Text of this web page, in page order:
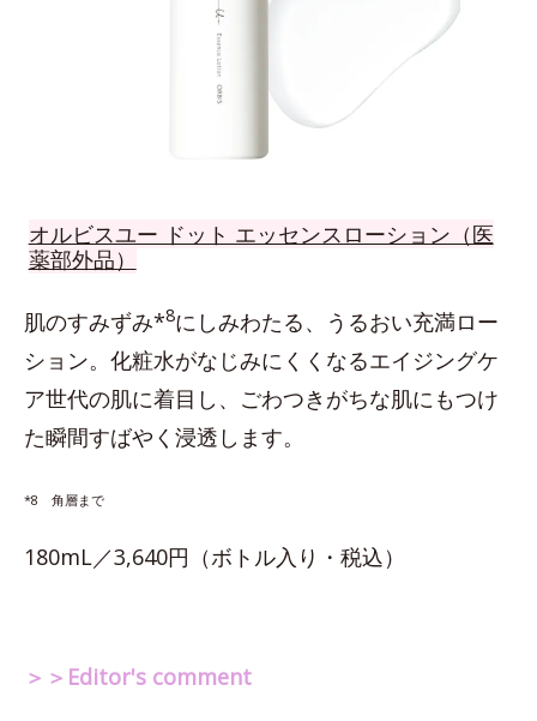
オルビスユー ドット エッセンスローション（医
薬部外品）
肌のすみずみ*8にしみわたる、うるおい充満ロー
ション。化粧水がなじみにくくなるエイジングケ
ア世代の肌に着目し、ごわつきがちな肌にもつけ
た瞬間すばやく浸透します。
*8 角層まで
180mL／3,640円（ボトル入り・税込）
＞＞Editor's comment